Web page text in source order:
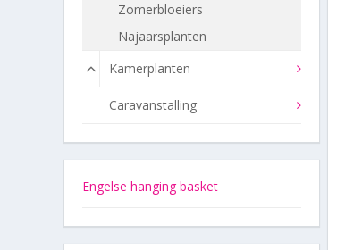
Zomerbloeiers
Najaarsplanten
Kamerplanten
Caravanstalling
Engelse hanging basket